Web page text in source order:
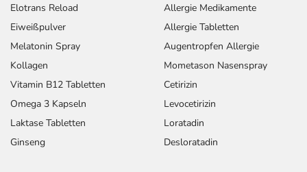
Elotrans Reload
Eiweißpulver
Melatonin Spray
Kollagen
Vitamin B12 Tabletten
Omega 3 Kapseln
Laktase Tabletten
Ginseng
Allergie Medikamente
Allergie Tabletten
Augentropfen Allergie
Mometason Nasenspray
Cetirizin
Levocetirizin
Loratadin
Desloratadin